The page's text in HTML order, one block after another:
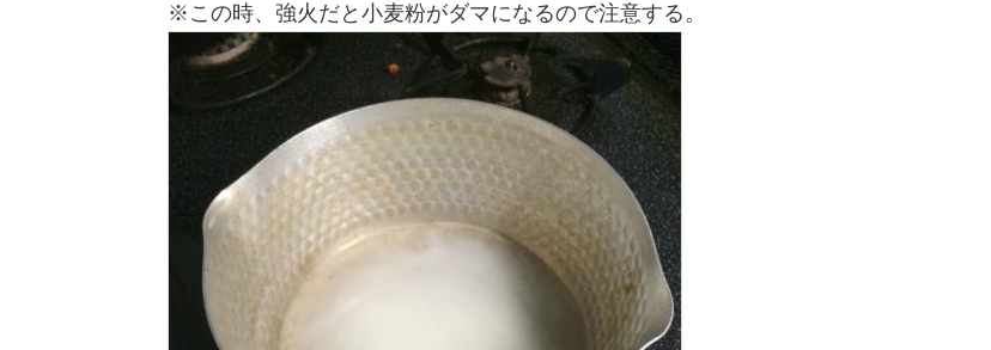
※この時、強火だと小麦粉がダマになるので注意する。